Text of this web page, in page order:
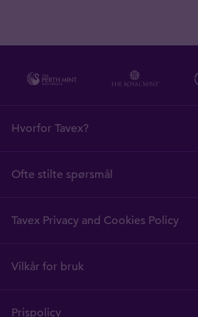
Hvorfor Tavex?
Ofte stilte spørsmål
Tavex Privacy and Cookies Policy
Vilkår for bruk
Prispolicy